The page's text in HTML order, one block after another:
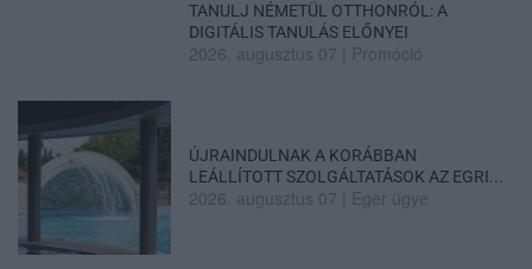
TANULJ NÉMETÜL OTTHONRÓL: A
DIGITÁLIS TANULÁS ELŐNYEI
2026. augusztus 07 Promóció
ÚJRAINDULNAK A KORÁBBAN
LEÁLLÍTOTT SZOLGÁLTATÁSOK AZ EGRI...
2026. augusztus 07 Eger ügye